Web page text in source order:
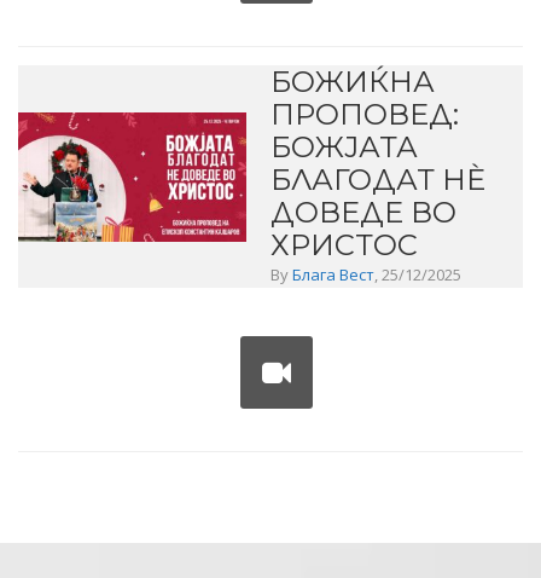
БОЖИЌНА
ПРОПОВЕД:
БОЖЈАТА
БЛАГОДАТ НЀ
ДОВЕДЕ ВО
ХРИСТОС
ByБлага Вест, 25/12/2025